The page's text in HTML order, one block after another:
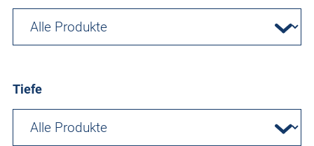
Tiefe